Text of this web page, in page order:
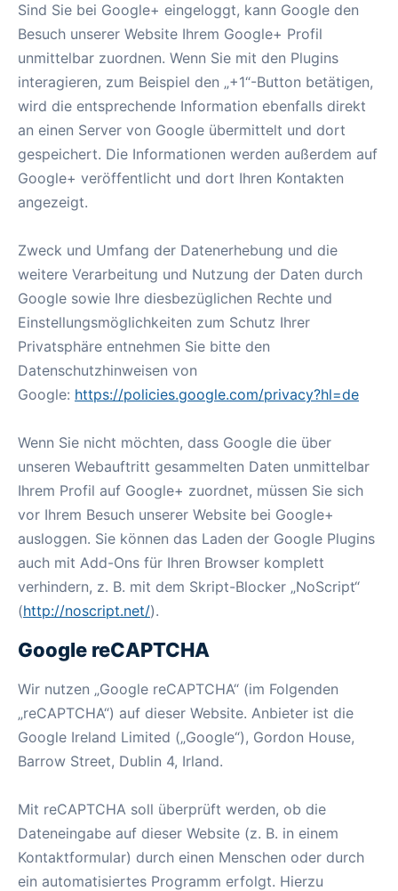
Sind Sie bei Google+ eingeloggt, kann Google den
Besuch unserer Website Ihrem Google+ Profil
unmittelbar zuordnen. Wenn Sie mit den Plugins
interagieren, zum Beispiel den „+1“-Button betätigen,
wird die entsprechende Information ebenfalls direkt
an einen Server von Google übermittelt und dort
gespeichert. Die Informationen werden außerdem auf
Google+ veröffentlicht und dort Ihren Kontakten
angezeigt.
Zweck und Umfang der Datenerhebung und die
weitere Verarbeitung und Nutzung der Daten durch
Google sowie Ihre diesbezüglichen Rechte und
Einstellungsmöglichkeiten zum Schutz Ihrer
Privatsphäre entnehmen Sie bitte den
Datenschutzhinweisen von
Google: https://policies.google.com/privacy?hl=de
Wenn Sie nicht möchten, dass Google die über
unseren Webauftritt gesammelten Daten unmittelbar
Ihrem Profil auf Google+ zuordnet, müssen Sie sich
vor Ihrem Besuch unserer Website bei Google+
ausloggen. Sie können das Laden der Google Plugins
auch mit Add-Ons für Ihren Browser komplett
verhindern, z. B. mit dem Skript-Blocker „NoScript“
(http://noscript.net/).
Google reCAPTCHA
Wir nutzen „Google reCAPTCHA“ (im Folgenden
„reCAPTCHA“) auf dieser Website. Anbieter ist die
Google Ireland Limited („Google“), Gordon House,
Barrow Street, Dublin 4, Irland.
Mit reCAPTCHA soll überprüft werden, ob die
Dateneingabe auf dieser Website (z. B. in einem
Kontaktformular) durch einen Menschen oder durch
ein automatisiertes Programm erfolgt. Hierzu